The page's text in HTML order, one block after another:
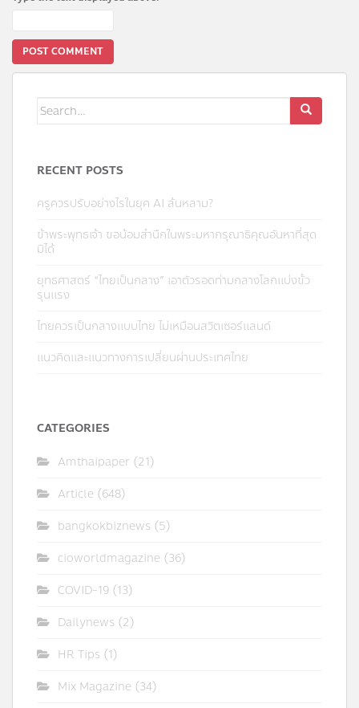
Search
for:
RECENT POSTS
ครูควรปรับอย่างไรในยุค AI ล้นหลาม?
ข้าพระพุทธเจ้า ขอน้อมสำนึกในพระมหากรุณาธิคุณอันหาที่สุด
มิได้
ยุทธศาสตร์ “ไทยเป็นกลาง” เอาตัวรอดท่ามกลางโลกแบ่งขั้ว
รุนแรง
ไทยควรเป็นกลางแบบไทย ไม่เหมือนสวิตเซอร์แลนด์
แนวคิดและแนวทางการเปลี่ยนผ่านประเทศไทย
CATEGORIES
Amthaipaper (21)
Article (648)
bangkokbiznews (5)
cioworldmagazine (36)
COVID-19 (13)
Dailynews (2)
HR Tips (1)
Mix Magazine (34)